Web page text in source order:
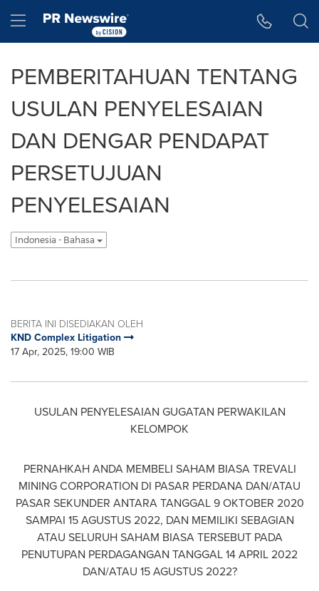
Hamburger menu
PEMBERITAHUAN TENTANG
USULAN PENYELESAIAN
DAN DENGAR PENDAPAT
PERSETUJUAN
PENYELESAIAN
Indonesia - Bahasa
BERITA INI DISEDIAKAN OLEH
KND Complex Litigation
17 Apr, 2025, 19:00 WIB
USULAN PENYELESAIAN GUGATAN PERWAKILAN
KELOMPOK
PERNAHKAH ANDA MEMBELI SAHAM BIASA TREVALI
MINING CORPORATION DI PASAR PERDANA DAN/ATAU
PASAR SEKUNDER ANTARA TANGGAL 9 OKTOBER 2020
SAMPAI 15 AGUSTUS 2022, DAN MEMILIKI SEBAGIAN
ATAU SELURUH SAHAM BIASA TERSEBUT PADA
PENUTUPAN PERDAGANGAN TANGGAL14 APRIL 2022
DAN/ATAU 15 AGUSTUS 2022?